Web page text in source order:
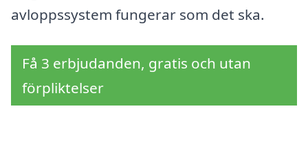
avloppssystem fungerar som det ska.
Få 3 erbjudanden, gratis och utan
förpliktelser